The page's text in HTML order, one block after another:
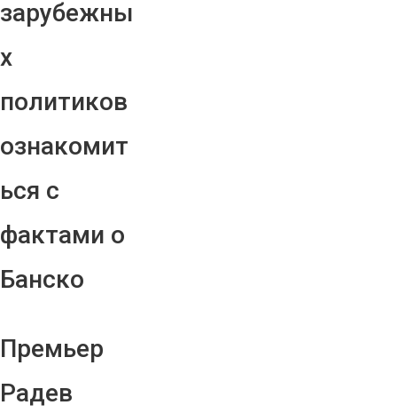
зарубежны
х
политиков
ознакомит
ься с
фактами о
Банско
Премьер
Радев